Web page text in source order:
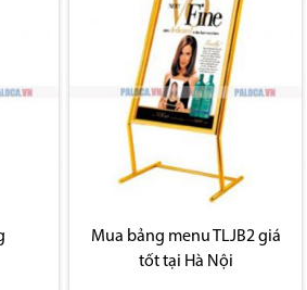
Mua bảng menu TLJB2 giá
tốt tại Hà Nội